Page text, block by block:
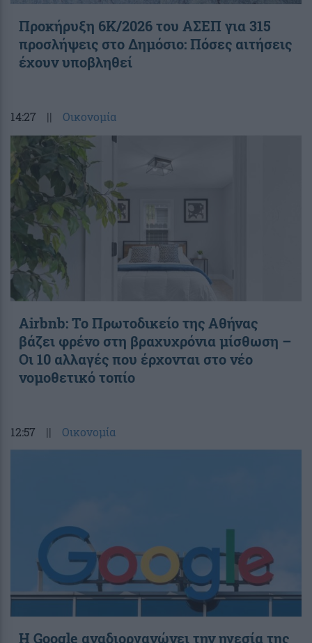
Προκήρυξη 6Κ/2026 του ΑΣΕΠ για 315
προσλήψεις στο Δημόσιο: Πόσες αιτήσεις
έχουν υποβληθεί
14:27 || Οικονομία
Airbnb: Το Πρωτοδικείο της Αθήνας
βάζει φρένο στη βραχυχρόνια μίσθωση –
Οι 10 αλλαγές που έρχονται στο νέο
νομοθετικό τοπίο
12:57 || Οικονομία
Η Google αναδιοργανώνει την ηγεσία της